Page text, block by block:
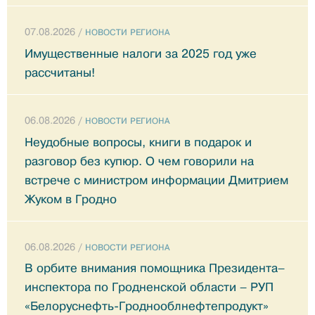
07.08.2026 / НОВОСТИ РЕГИОНА
Имущественные налоги за 2025 год уже
рассчитаны!
06.08.2026 / НОВОСТИ РЕГИОНА
Неудобные вопросы, книги в подарок и
разговор без купюр. О чем говорили на
встрече с министром информации Дмитрием
Жуком в Гродно
06.08.2026 / НОВОСТИ РЕГИОНА
В орбите внимания помощника Президента–
инспектора по Гродненской области – РУП
«Белоруснефть-Гроднооблнефтепродукт»